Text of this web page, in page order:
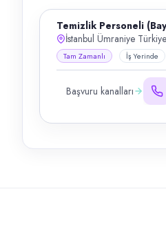
Temizlik Personeli
İstanbul Ümraniye Türkiye
Tam Zamanlı İş Yerinde
Başvuru kanalları